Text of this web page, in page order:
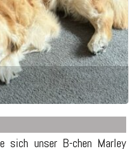
sich unser B-chen Marley